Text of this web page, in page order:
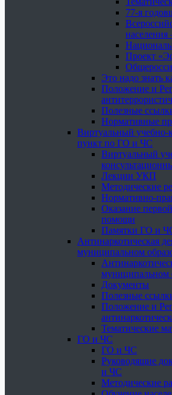
77-я
Проект
Это надо знать
Положение и
Полезные
Нормативные
Виртуальный учебно-
пункт по ГО и ЧС
Виртуальный
Лекции УКП
Методические
Нормативно-
Оказание
помощи
Памятки ГО и
Антинаркотическая
муниципальном
муниципальном
Документы
Полезные
Положение и
Тематические
ГО и ЧС
ГО и ЧС
Руководящие
и ЧС
Методические